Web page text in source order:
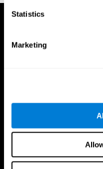
Statistics
Marketing